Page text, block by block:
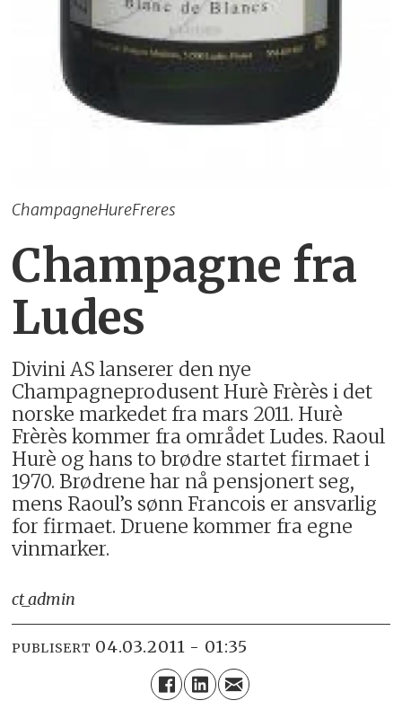
ChampagneHureFreres
Champagne fra
Ludes
Divini AS lanserer den nye
Champagneprodusent Hurè Frèrès i det
norske markedet fra mars 2011. Hurè
Frèrès kommer fra området Ludes. Raoul
Hurè og hans to brødre startet firmaet i
1970. Brødrene har nå pensjonert seg,
mens Raoul’s sønn Francois er ansvarlig
for firmaet. Druene kommer fra egne
vinmarker.
ct_admin
PUBLISERT 04.03.2011 - 01:35